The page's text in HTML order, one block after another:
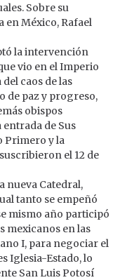
Sobre su
México, Rafael
la intervención
vio en el Imperio
caos de las
de paz y progreso,
obispos
de Sus
Primero y la
el 12 de
nueva Catedral,
tanto se empeñó
mismo año participó
mexicanos en las
I, para negociar el
Iglesia-Estado, lo
San Luis Potosí